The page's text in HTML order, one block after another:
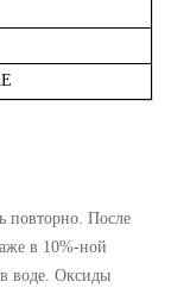
повторно. После
в 10%-ной
в воде. Оксиды